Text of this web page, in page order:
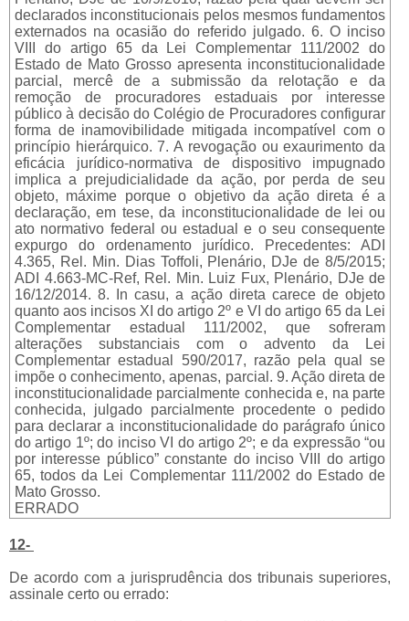
declarados inconstitucionais pelos mesmos fundamentos
externados na ocasião do referido julgado. 6. O inciso
VIII do artigo 65 da Lei Complementar 111/2002 do
Estado de Mato Grosso apresenta inconstitucionalidade
parcial, mercê de a submissão da relotação e da
remoção de procuradores estaduais por interesse
público à decisão do Colégio de Procuradores configurar
forma de inamovibilidade mitigada incompatível com o
princípio hierárquico. 7. A revogação ou exaurimento da
eficácia jurídico-normativa de dispositivo impugnado
implica a prejudicialidade da ação, por perda de seu
objeto, máxime porque o objetivo da ação direta é a
declaração, em tese, da inconstitucionalidade de lei ou
ato normativo federal ou estadual e o seu consequente
expurgo do ordenamento jurídico. Precedentes: ADI
4.365, Rel. Min. Dias Toffoli, Plenário, DJe de 8/5/2015;
ADI 4.663-MC-Ref, Rel. Min. Luiz Fux, Plenário, DJe de
16/12/2014. 8. In casu, a ação direta carece de objeto
quanto aos incisos XI do artigo 2º e VI do artigo 65 da Lei
Complementar estadual 111/2002, que sofreram
alterações substanciais com o advento da Lei
Complementar estadual 590/2017, razão pela qual se
impõe o conhecimento, apenas, parcial. 9. Ação direta de
inconstitucionalidade parcialmente conhecida e, na parte
conhecida, julgado parcialmente procedente o pedido
para declarar a inconstitucionalidade do parágrafo único
do artigo 1º; do inciso VI do artigo 2º; e da expressão “ou
por interesse público” constante do inciso VIII do artigo
65, todos da Lei Complementar 111/2002 do Estado de
Mato Grosso.
ERRADO
12-
De acordo com a jurisprudência dos tribunais superiores,
assinale certo ou errado: